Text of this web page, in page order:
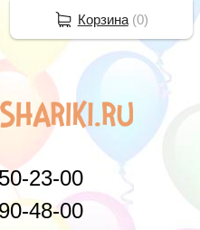
23-00
48-00
Корзина(0)